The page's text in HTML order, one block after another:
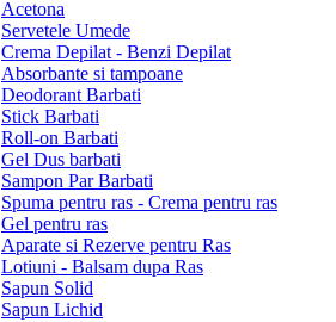
Acetona
Servetele Umede
Crema Depilat - Benzi Depilat
Absorbante si tampoane
Deodorant Barbati
Stick Barbati
Roll-on Barbati
Gel Dus barbati
Sampon Par Barbati
Spuma pentru ras - Crema pentru ras
Gel pentru ras
Aparate si Rezerve pentru Ras
Lotiuni - Balsam dupa Ras
Sapun Solid
Sapun Lichid